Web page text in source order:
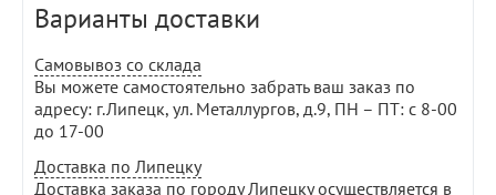
Варианты доставки
Самовывоз со склада
Вы можете самостоятельно забрать ваш заказ по
адресу: г.Липецк, ул. Металлургов, д.9, ПН – ПТ: с 8-00
до 17-00
Доставка по Липецку
Доставка заказа по городу Липецку осуществляется в